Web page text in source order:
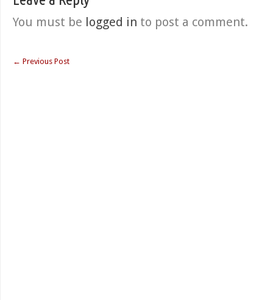
You must be logged in to post a comment.
← Previous Post